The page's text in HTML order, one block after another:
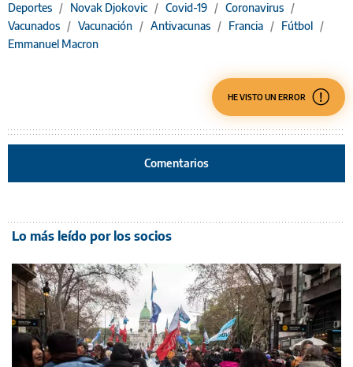
Deportes / Novak Djokovic / Covid-19 / Coronavirus /
Vacunados / Vacunación / Antivacunas / Francia / Fútbol /
Emmanuel Macron
HE VISTO UN ERROR
Comentarios
Lo más leído por los socios